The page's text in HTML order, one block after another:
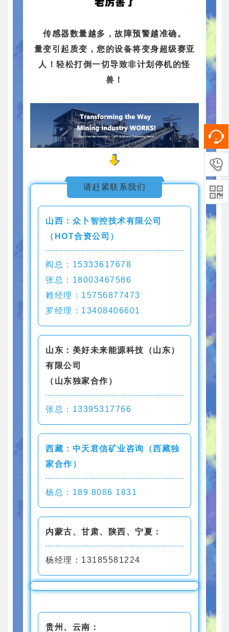
传感器数量越多，故障预警越准确。
量变引起质变，您的设备将变身超级赛亚
人！轻松打倒一切导致非计划停机的怪
兽！
请赶紧联系我们
山西：众卜智控技术有限公司
（HOT合资公司）
阎总：15333617678
张总：18003467586
赖经理：15756877473
罗经理：13408406601
山东：美好未来能源科技（山东）
有限公司
（山东独家合作）
张总：13395317766
西藏：中天君信矿业咨询（西藏独
家合作）
杨总：189 8086 1831
内蒙古、甘肃、陕西、宁夏：
杨经理：13185581224
贵州、云南：

